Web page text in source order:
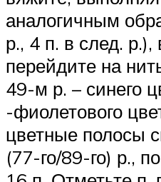
аналогичным
р., 4 п. в след.
перейдите на
49-м р. – синего
-фиолетового
цветные полосы
(77-го/89-го) р.,